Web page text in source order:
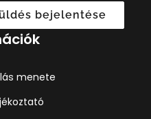
bejelentése
menete